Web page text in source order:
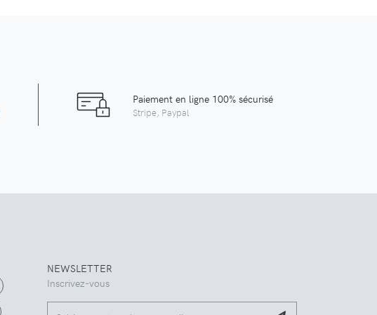
Paiement en ligne 100% sécurisé
Stripe, Paypal
NEWSLETTER
Inscrivez-vous